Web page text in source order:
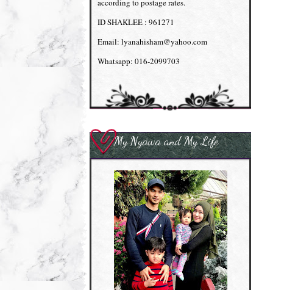
ID SHAKLEE : 961271
Email: lyanahisham@yahoo.com
Whatsapp: 016-2099703
My Nyawa and My Life